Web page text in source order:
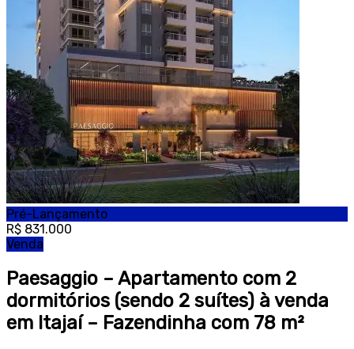
Pré-Lançamento
R$ 831.000
Venda
Paesaggio – Apartamento com 2
dormitórios (sendo 2 suítes) à venda
em Itajaí – Fazendinha com 78 m²